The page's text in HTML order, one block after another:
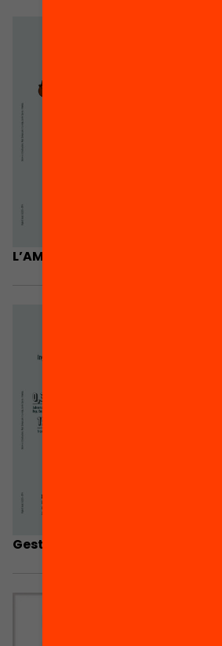
L’AMPA és escola
Gestió econòmica de l’AMPA